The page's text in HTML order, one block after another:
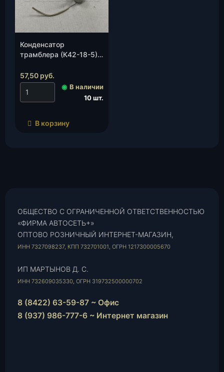
Конденсатор
трамблера (К42-18-5),
57,50 руб.
◉ В наличии
10 шт.
В корзину
ОБЩЕСТВО С ОГРАНИЧЕННОЙ ОТВЕТСТВЕННОСТЬЮ
«ФИРМА АВТОСЕТЬ+»
ОПТОВО РОЗНИЧНЫЙ ИНТЕРНЕТ-МАГАЗИН,
ИНН 7327098237, КПП 732701001, ОГРН 1217300005670
ИП МАРТЫНОВ Д. С.
ИНН 732609035330, ОГРН 319732500000702
8 (8422) 63-59-87 ~ Офис
8 (937) 986-777-6 ~ Интернет магазин